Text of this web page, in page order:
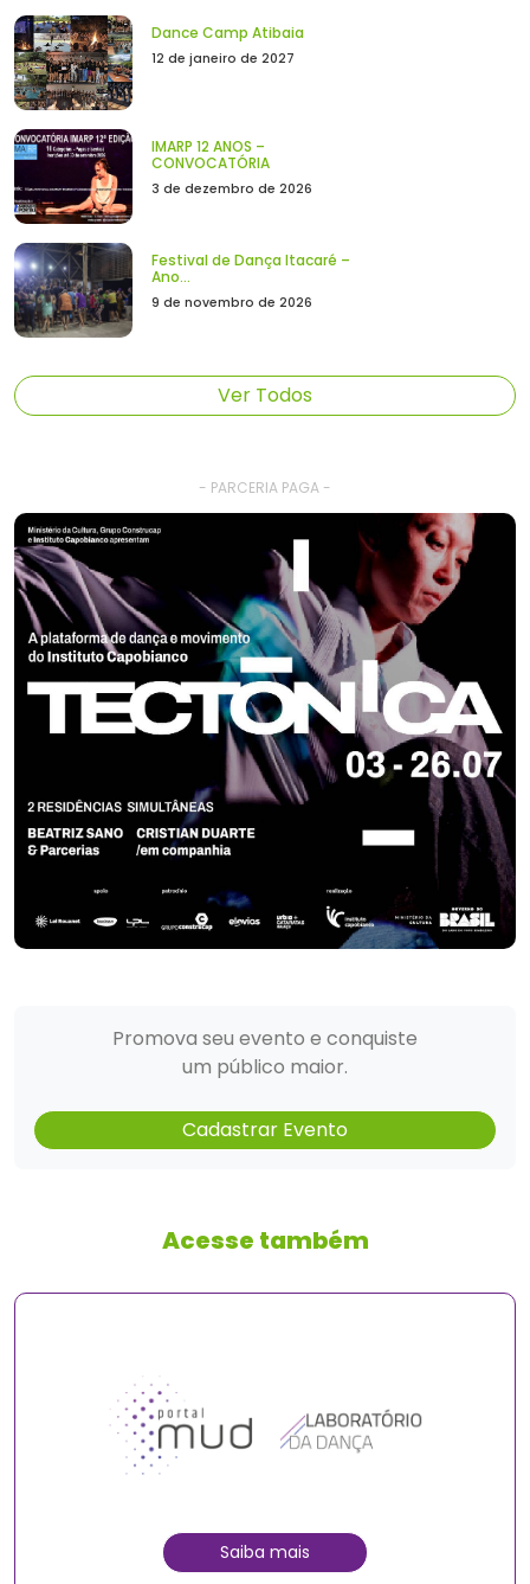
Dance Camp Atibaia
12 de janeiro de 2027
IMARP 12 ANOS –
CONVOCATÓRIA
3 de dezembro de 2026
Festival de Dança Itacaré –
Ano...
9 de novembro de 2026
Ver Todos
- PARCERIA PAGA -
Promova seu evento e conquiste
um público maior.
Cadastrar Evento
Acesse também
Saiba mais